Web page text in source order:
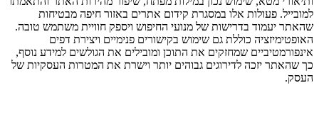
למובייל. פעולות אלו במסגרת קידום אתרים באזור חיפה מבטיחות
שהאתר יעמוד בדרישות של מנועי החיפוש ויספק חוויית משתמש טובה.
האופטימיזציה כוללת גם שימוש בקישורים פנימיים ויצירת דפים
אינפורמטיביים שמחזקים את התוכן ומובילים את הגולשים למידע נוסף,
כך שהאתר יזכה לדירוגים גבוהים יותר וישרת את המטרות העסקיות של
העסק.